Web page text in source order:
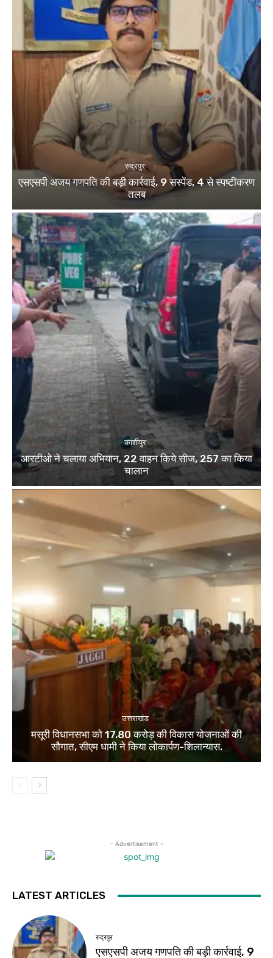
रुद्रपुर
एसएसपी अजय गणपति की बड़ी कार्रवाई, 9 सस्पेंड, 4 से स्पष्टीकरण
तलब
काशीपुर
आरटीओ ने चलाया अभियान, 22 वाहन किये सीज, 257 का किया
चालान
उत्तराखंड
मसूरी विधानसभा को 17.80 करोड़ की विकास योजनाओं की
सौगात, सीएम धामी ने किया लोकार्पण-शिलान्यास.
- Advertisement -
LATEST ARTICLES
रुद्रपुर
एसएसपी अजय गणपति की बड़ी कार्रवाई, 9